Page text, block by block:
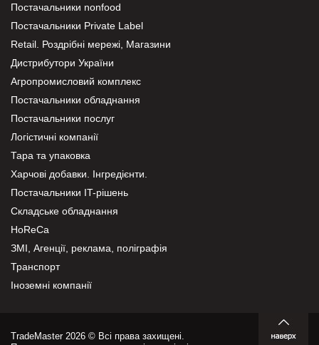
Постачальники nonfood
Постачальники Private Label
Retail. Роздрібні мережі, Магазини
Дистрибутори України
Агропромисловий комплекс
Постачальники обладнання
Постачальники послуг
Логістичні компанії
Тара та упаковка
Харчові добавки. Інгредієнти.
Постачальники IT-рішень
Складське обладнання
HoReCa
ЗМІ, Агенції, реклама, поліграфія
Транспорт
Іноземні компанії
TradeMaster 2026 © Всі права захищені.